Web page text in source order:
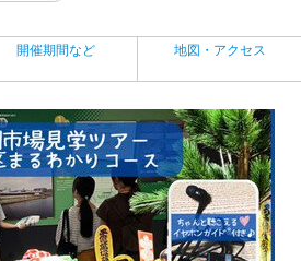
開催期間など 地図・アクセス